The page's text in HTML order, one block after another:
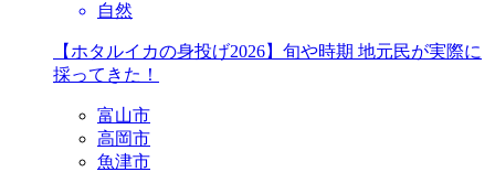
自然
【ホタルイカの身投げ2026】旬や時期 地元民が実際に
採ってきた！
富山市
高岡市
魚津市